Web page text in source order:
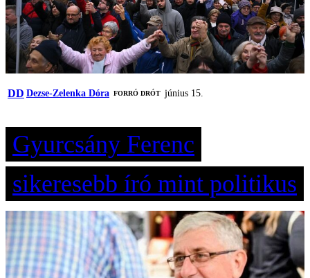
DD Dezse-Zelenka Dóra FORRÓ DRÓT június 15.
Gyurcsány Ferenc
sikeresebb író mint politikus